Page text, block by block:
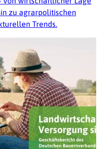
zu agrarpolitischen
Trends.